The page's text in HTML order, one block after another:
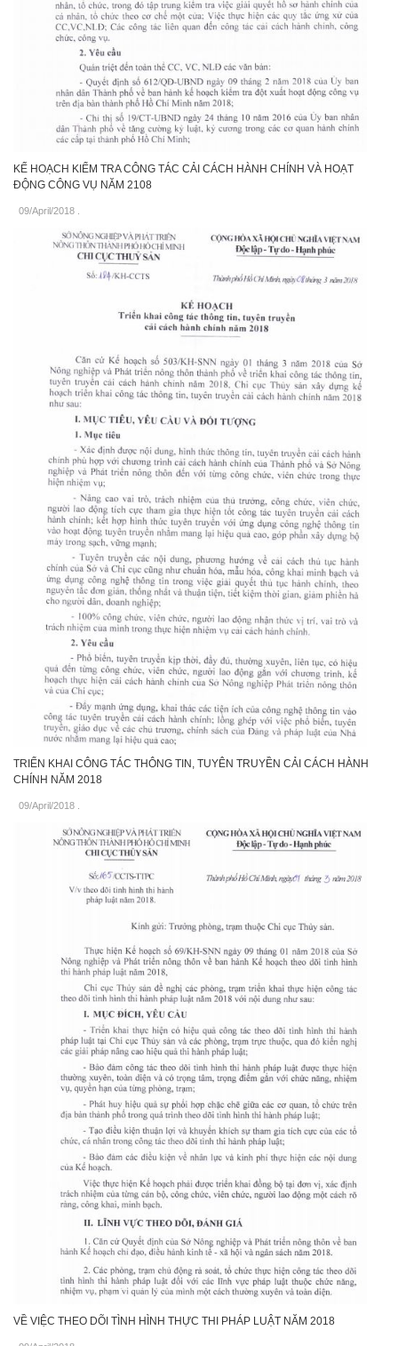
KẾ HOẠCH KIỂM TRA CÔNG TÁC CẢI CÁCH HÀNH CHÍNH VÀ HOẠT
ĐỘNG CÔNG VỤ NĂM 2108
09/April/2018
TRIỂN KHAI CÔNG TÁC THÔNG TIN, TUYÊN TRUYỀN CẢI CÁCH HÀNH
CHÍNH NĂM 2018
09/April/2018
VỀ VIỆC THEO DÕI TÌNH HÌNH THỰC THI PHÁP LUẬT NĂM 2018